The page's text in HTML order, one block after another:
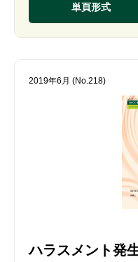
単頁形式
2019年6月 (No.218)
ハラスメント発